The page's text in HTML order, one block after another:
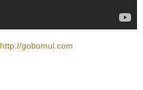
http://gobomul.com